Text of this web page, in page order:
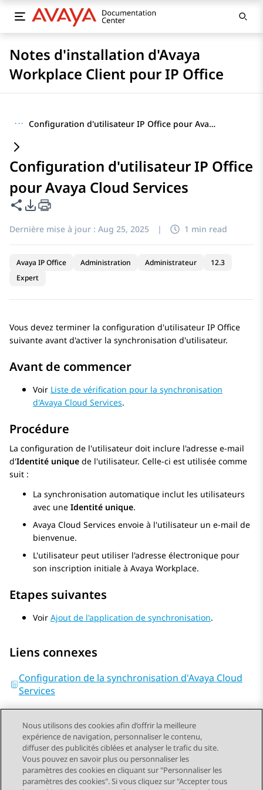
Notes d'installation d'Avaya
Workplace Client pour IP Office
··· Configuration d'utilisateur IP Office pour Avaya Cloud Services
Configuration d'utilisateur IP Office
pour Avaya Cloud Services
Partager cette page
Options d'exportation PDF
Dernière mise à jour : Aug 25, 2025 | 1 min read
Avaya IP Office Administration Administrateur
12.3
Expert
Vous devez terminer la configuration d'utilisateur IP Office
suivante avant d'activer la synchronisation d'utilisateur.
Avant de commencer
Voir Liste de vérification pour la synchronisation
d'Avaya Cloud Services.
Procédure
La configuration de l'utilisateur doit inclure l'adresse e-mail
d'Identité unique de l'utilisateur. Celle-ci est utilisée comme
suit :
La synchronisation automatique inclut les utilisateurs
avec une Identité unique.
Avaya Cloud Services envoie à l'utilisateur un e-mail de
bienvenue.
L'utilisateur peut utiliser l'adresse électronique pour
son inscription initiale à Avaya Workplace.
Etapes suivantes
Voir Ajout de l'application de synchronisation.
Liens connexes
Configuration de la synchronisation d'Avaya Cloud
Services
Send Feedback
Nous utilisons des cookies afin d’offrir la meilleure
expérience de navigation, personnaliser le contenu,
diffuser des publicités ciblées et analyser le trafic du site.
Vous pouvez en savoir plus ou personnaliser les
paramètres des cookies en cliquant sur "Personnaliser les
paramètres des cookies". Si vous cliquez sur "Accepter tous